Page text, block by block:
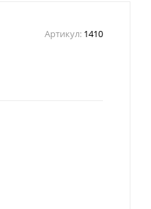
Артикул: 1410